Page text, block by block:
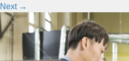
Next →